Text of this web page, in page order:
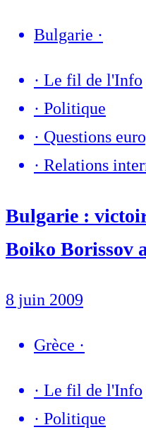
Bulgarie ·
· Le fil de l'Info
· Politique
· Questions
· Relations
Bulgarie :
Boiko Borissov
8 juin 2009
Grèce ·
· Le fil de l'Info
· Politique